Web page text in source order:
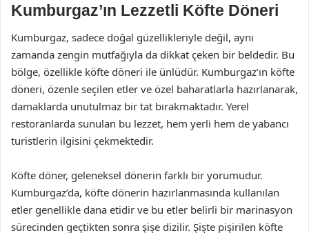
Kumburgaz’ın Lezzetli Köfte Döneri
Kumburgaz, sadece doğal güzellikleriyle değil, aynı
zamanda zengin mutfağıyla da dikkat çeken bir beldedir. Bu
bölge, özellikle köfte döneri ile ünlüdür. Kumburgaz’ın köfte
döneri, özenle seçilen etler ve özel baharatlarla hazırlanarak,
damaklarda unutulmaz bir tat bırakmaktadır. Yerel
restoranlarda sunulan bu lezzet, hem yerli hem de yabancı
turistlerin ilgisini çekmektedir.
Köfte döner, geleneksel dönerin farklı bir yorumudur.
Kumburgaz’da, köfte dönerin hazırlanmasında kullanılan
etler genellikle dana etidir ve bu etler belirli bir marinasyon
sürecinden geçtikten sonra şişe dizilir. Şişte pişirilen köfte